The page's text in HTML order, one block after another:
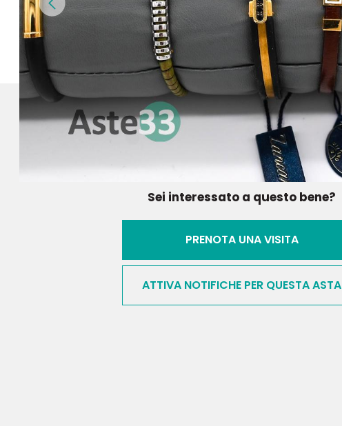
Sei interessato a questo bene?
PRENOTA UNA VISITA
ATTIVA NOTIFICHE PER QUESTA ASTA